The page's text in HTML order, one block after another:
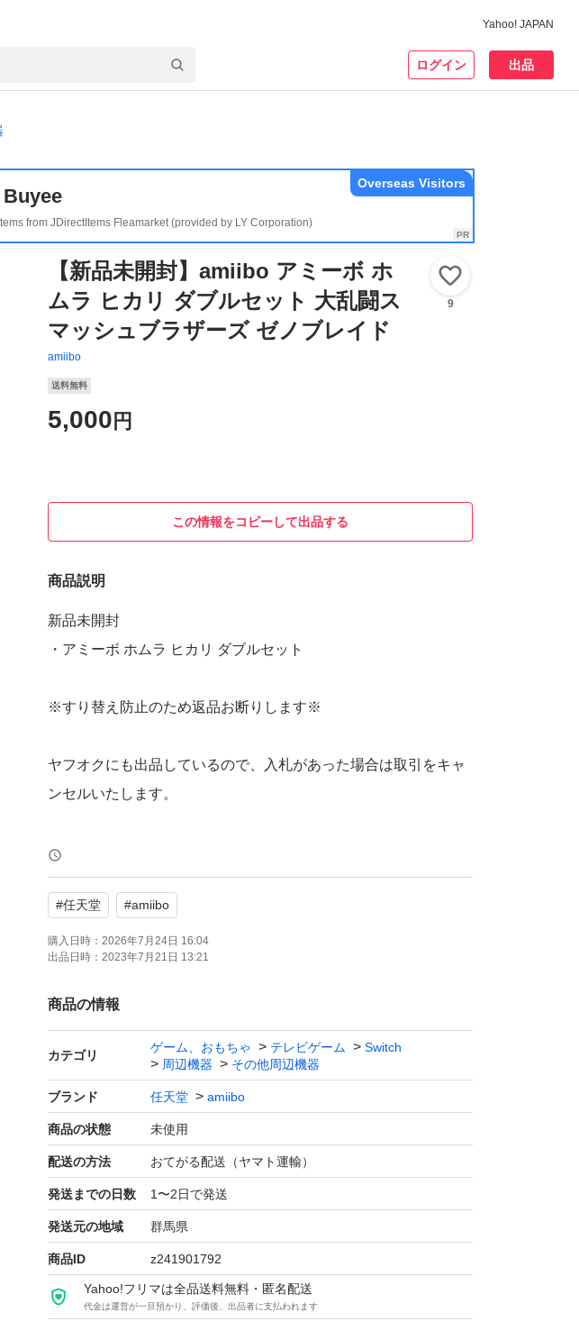
Yahoo! JAPAN
ログイン 出品
from JDirectItems Fleamarket (provided by LY Corporation)
Overseas Visitors
【新品未開封】amiibo アミーボ ホ
ムラ ヒカリ ダブルセット 大乱闘ス
マッシュブラザーズ ゼノブレイド
amiibo
9
送料無料
5,000 円
この情報をコピーして出品する
商品説明
新品未開封
・アミーボ ホムラ ヒカリ ダブルセット
※すり替え防止のため返品お断りします※
ヤフオクにも出品しているので、入札があった場合は取引をキャ
ンセルいたします。
受取連絡が遅い方はブロックいたします。
#任天堂 #amiibo
購入日時： 2026年7月24日 16:04
出品日時： 2023年7月21日 13:21
商品の情報
カテゴリ
ゲーム、おもちゃ テレビゲーム
Switch
周辺機器
その他周辺機器
ブランド 任天堂 amiibo
商品の状態 未使用
配送の方法 おてがる配送（ヤマト運輸）
発送までの日数 1〜2日で発送
発送元の地域 群馬県
商品ID z241901792
Yahoo!フリマは全品送料無料・匿名配送
代金は運営が一旦預かり、評価後、出品者に支払われます
ね！